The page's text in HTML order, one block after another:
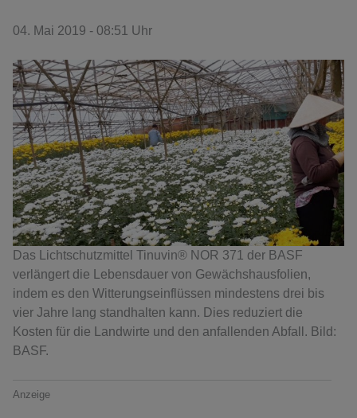
04. Mai 2019 - 08:51 Uhr
Das Lichtschutzmittel Tinuvin® NOR 371 der BASF
verlängert die Lebensdauer von Gewächshausfolien,
indem es den Witterungseinflüssen mindestens drei bis
vier Jahre lang standhalten kann. Dies reduziert die
Kosten für die Landwirte und den anfallenden Abfall. Bild:
BASF.
Anzeige